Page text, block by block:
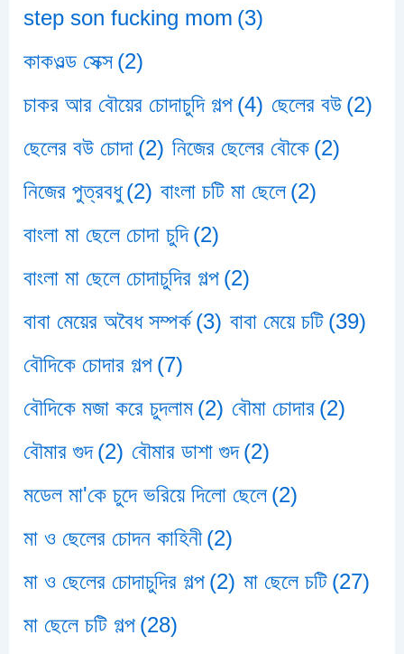
step son fucking mom (3)
কাকওল্ড সেক্স (2)
চাকর আর বৌয়ের চোদাচুদি গল্প (4) ছেলের বউ (2)
ছেলের বউ চোদা (2) নিজের ছেলের বৌকে (2)
নিজের পুত্রবধু (2) বাংলা চটি মা ছেলে (2)
বাংলা মা ছেলে চোদা চুদি (2)
বাংলা মা ছেলে চোদাচুদির গল্প (2)
বাবা মেয়ের অবৈধ সম্পর্ক (3) বাবা মেয়ে চটি (39)
বৌদিকে চোদার গল্প (7)
বৌদিকে মজা করে চুদলাম (2) বৌমা চোদার (2)
বৌমার গুদ (2) বৌমার ডাশা গুদ (2)
মডেল মা'কে চুদে ভরিয়ে দিলো ছেলে (2)
মা ও ছেলের চোদন কাহিনী (2)
মা ও ছেলের চোদাচুদির গল্প (2) মা ছেলে চটি (27)
মা ছেলে চটি গল্প (28)